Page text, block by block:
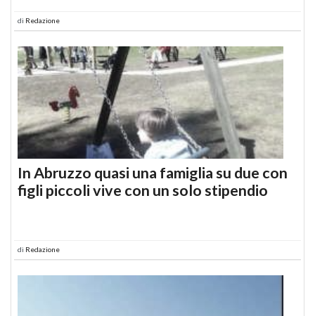
di Redazione
In Abruzzo quasi una famiglia su due con
figli piccoli vive con un solo stipendio
di Redazione